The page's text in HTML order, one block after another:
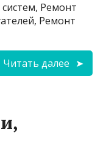
Ремонт
Ремонт
Читать далее